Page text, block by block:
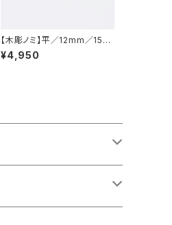
【木彫ノミ】平／12mm／15m
m
¥4,950